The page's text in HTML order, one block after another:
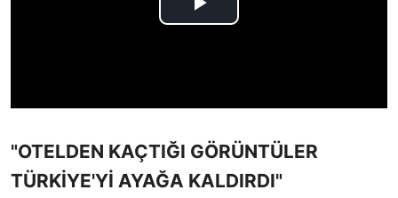
"OTELDEN KAÇTIĞI GÖRÜNTÜLER
TÜRKİYE'Yİ AYAĞA KALDIRDI"